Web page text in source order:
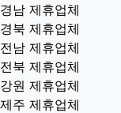
경남 제휴업체
경북 제휴업체
전남 제휴업체
전북 제휴업체
강원 제휴업체
제주 제휴업체